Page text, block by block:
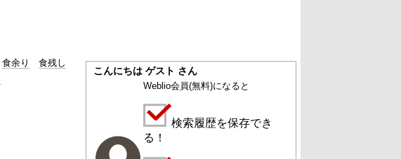
食余り
食残し
こんにちは ゲスト さん
Weblio会員(無料)になると
検索履歴を保存でき
る！